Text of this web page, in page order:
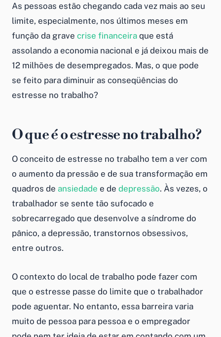
As pessoas estão chegando cada vez mais ao seu
limite, especialmente, nos últimos meses em
função da grave crise financeira que está
assolando a economia nacional e já deixou mais de
12 milhões de desempregados. Mas, o que pode
se feito para diminuir as conseqüências do
estresse no trabalho?
O que é o estresse no trabalho?
O conceito de estresse no trabalho tem a ver com
o aumento da pressão e de sua transformação em
quadros de ansiedade e de depressão. Às vezes, o
trabalhador se sente tão sufocado e
sobrecarregado que desenvolve a síndrome do
pânico, a depressão, transtornos obsessivos,
entre outros.
O contexto do local de trabalho pode fazer com
que o estresse passe do limite que o trabalhador
pode aguentar. No entanto, essa barreira varia
muito de pessoa para pessoa e o empregador